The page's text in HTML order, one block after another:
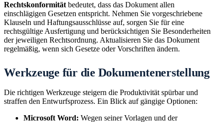
Rechtskonformität bedeutet, dass das Dokument allen
einschlägigen Gesetzen entspricht. Nehmen Sie vorgeschriebene
Klauseln und Haftungsausschlüsse auf, sorgen Sie für eine
rechtsgültige Ausfertigung und berücksichtigen Sie Besonderheiten
der jeweiligen Rechtsordnung. Aktualisieren Sie das Dokument
regelmäßig, wenn sich Gesetze oder Vorschriften ändern.
Werkzeuge für die Dokumentenerstellung
Die richtigen Werkzeuge steigern die Produktivität spürbar und
straffen den Entwurfsprozess. Ein Blick auf gängige Optionen:
Microsoft Word: Wegen seiner Vorlagen und der